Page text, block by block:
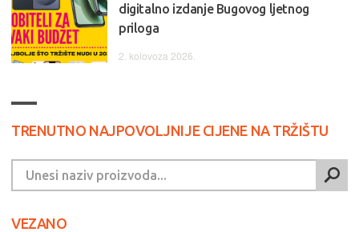
digitalno izdanje Bugovog ljetnog
priloga
2. kolovoza 2026.
TRENUTNO NAJPOVOLJNIJE CIJENE NA TRŽIŠTU
VEZANO